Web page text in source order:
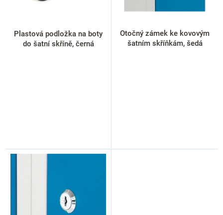
Plastová podložka na boty
do šatní skříně, černá
Otočný zámek ke kovovým
šatním skříňkám, šedá